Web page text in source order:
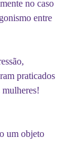
no caso
entre
praticados
um objeto